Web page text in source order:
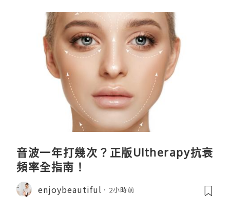
音波一年打幾次？正版Ultherapy抗衰
頻率全指南！
enjoybeautiful 2小時前